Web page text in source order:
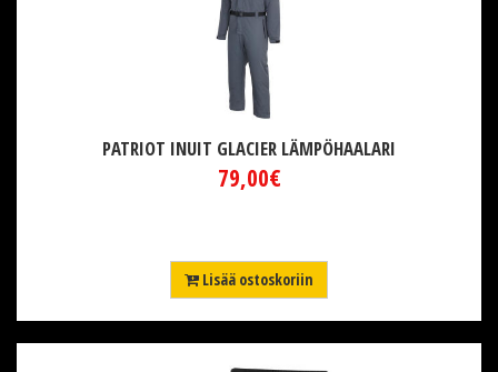
PATRIOT INUIT GLACIER LÄMPÖHAALARI
79,00€
Lisää ostoskoriin